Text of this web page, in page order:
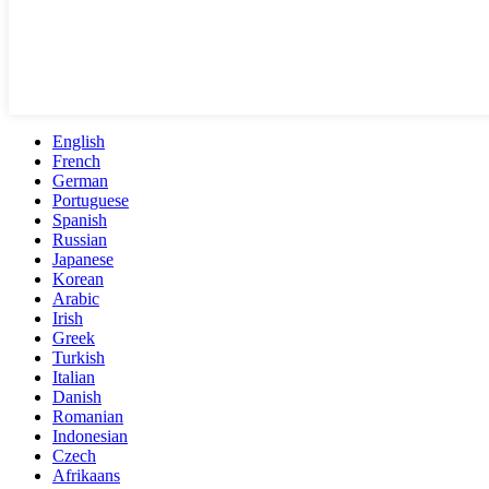
English
French
German
Portuguese
Spanish
Russian
Japanese
Korean
Arabic
Irish
Greek
Turkish
Italian
Danish
Romanian
Indonesian
Czech
Afrikaans